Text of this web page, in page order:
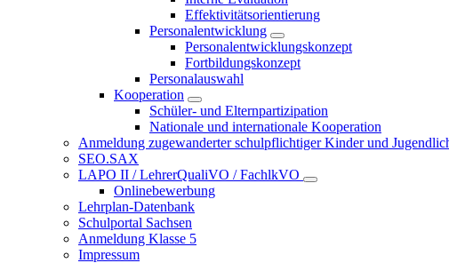
Effektivitätsorientierung
Personalentwicklung
Personalentwicklungskonzept
Fortbildungskonzept
Personalauswahl
Kooperation
Schüler- und Elternpartizipation
Nationale und internationale Kooperation
Anmeldung zugewanderter schulpflichtiger Kinder und
SEO.SAX
LAPO II / LehrerQualiVO / FachlkVO
Onlinebewerbung
Lehrplan-Datenbank
Schulportal Sachsen
Anmeldung Klasse 5
Impressum